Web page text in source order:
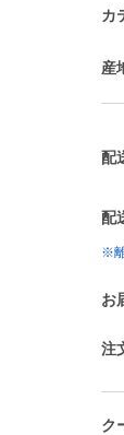
カ
産
配
配
※
お
注
ク